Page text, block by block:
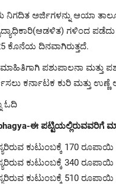
ನಿಗದಿತ ಅರ್ಜಿಗಳನ್ನು ಆಯಾ
ಗಳಿಂದ
ಕೊನೆಯ ದಿನವಾಗಿರುತ್ತದೆ.
ಪಶುಪಾಲನಾ ಮತ್ತು
ಕರ್ನಾಟಕ ಕುರಿ ಮತ್ತು
ಓದಿ
ಈ ಪಟ್ಟಿಯಲ್ಲಿರುವವರಿಗೆ
ಕುಟುಂಬಕ್ಕೆ 170 ರೂಪಾಯಿ
ಕುಟುಂಬಕ್ಕೆ 340 ರೂಪಾಯಿ
ಕುಟುಂಬಕ್ಕೆ 510 ರೂಪಾಯಿ